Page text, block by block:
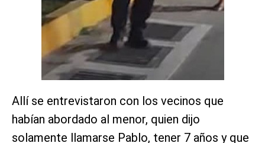
Allí se entrevistaron con los vecinos que
habían abordado al menor, quien dijo
solamente llamarse Pablo, tener 7 años y que